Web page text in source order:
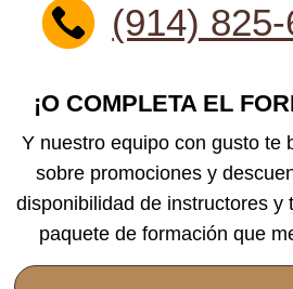
(914)
¡O COMPLETA EL
Y nuestro equipo con gusto te
sobre promociones y
disponibilidad de instructores y
paquete de formación que